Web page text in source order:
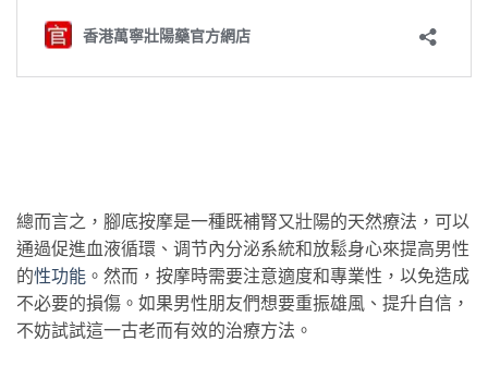
總而言之，腳底按摩是一種既補腎又壯陽的天然療法，可以
通過促進血液循環、调节內分泌系統和放鬆身心來提高男性
的性功能 。然而，按摩時需要注意適度和專業性，以免造成
不必要的損傷。如果男性朋友們想要重振雄風、提升自信，
不妨試試這一古老而有效的治療方法。